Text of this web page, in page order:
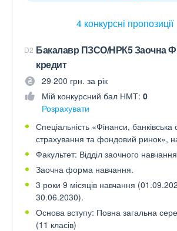
4 конкурсні пропозиції
D2 Бакалавр ПЗСО/НРК5 Заочна
кредит
29 200 грн. за рік
Мій конкурсний бал НМТ: 0
Розрахувати
Спеціальність «Фінанси, банківська
страхування та фондовий ринок»,
Факультет: Відділ заочного
Заочна форма навчання.
3 роки 9 місяців навчання
30.06.2030).
Основа вступу: Повна загальна
(11 класів)